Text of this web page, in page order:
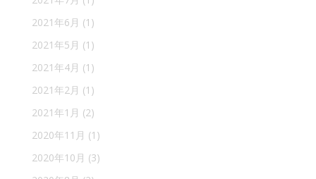
2021年6月 (1)
2021年5月 (1)
2021年4月 (1)
2021年2月 (1)
2021年1月 (2)
2020年11月 (1)
2020年10月 (3)